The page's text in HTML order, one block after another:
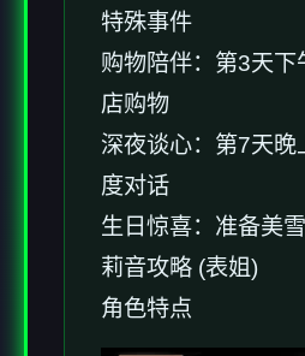
特殊事件
购物陪伴：第3天下
店购物
深夜谈心：第7天晚
度对话
生日惊喜：准备美
莉音攻略 (表姐)
角色特点